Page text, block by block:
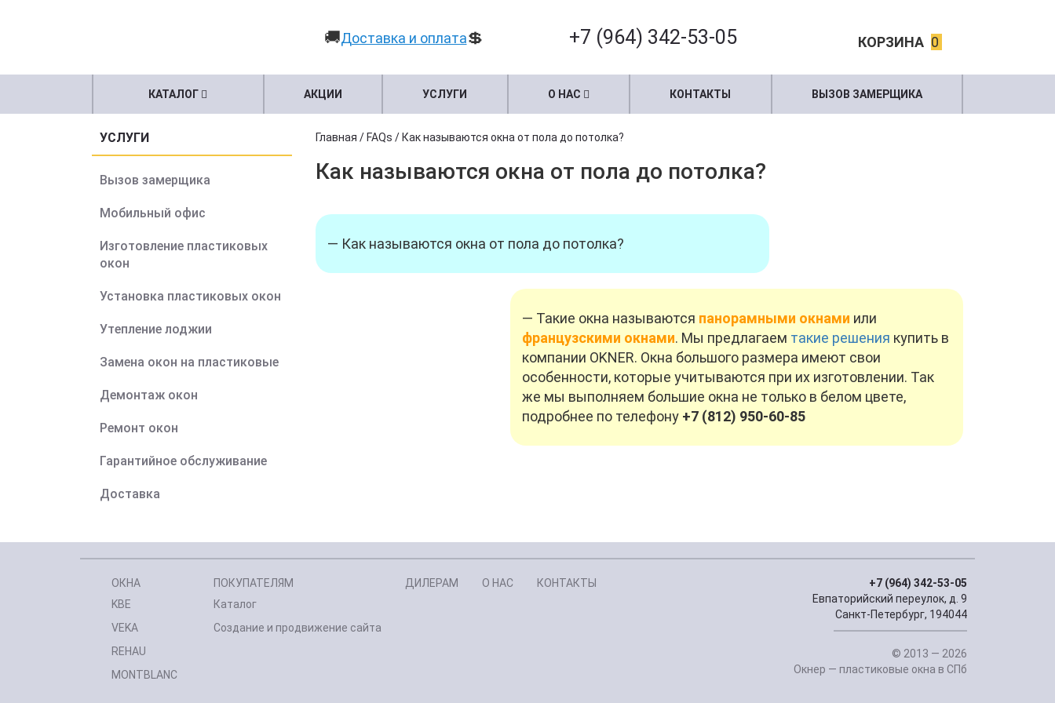
🚚Доставка и оплата💲 +7 (964) 342-53-05 КОРЗИНА 0
КАТАЛОГ АКЦИИ УСЛУГИ О НАС КОНТАКТЫ ВЫЗОВ ЗАМЕРЩИКА
УСЛУГИ
Вызов замерщика
Мобильный офис
Изготовление пластиковых
окон
Установка пластиковых окон
Утепление лоджии
Замена окон на пластиковые
Демонтаж окон
Ремонт окон
Гарантийное обслуживание
Доставка
Главная / FAQs / Как называются окна от пола до потолка?
Как называются окна от пола до потолка?
— Как называются окна от пола до потолка?
— Такие окна называются панорамными окнами или
французскими окнами. Мы предлагаем такие решения купить в
компании OKNER. Окна большого размера имеют свои
особенности, которые учитываются при их изготовлении. Так
же мы выполняем большие окна не только в белом цвете,
подробнее по телефону +7 (812) 950-60-85
ОКНА
KBE
VEKA
REHAU
MONTBLANC
ПОКУПАТЕЛЯМ
Каталог
Создание и продвижение сайта
ДИЛЕРАМ О НАС КОНТАКТЫ
+7 (964) 342-53-05
Евпаторийский переулок, д. 9
Санкт-Петербург, 194044
© 2013 — 2026
Окнер — пластиковые окна в СПб